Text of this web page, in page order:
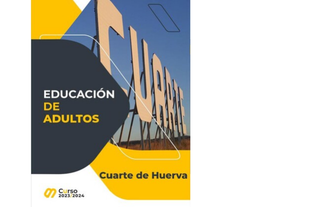
Grupos políticos
Plenos Municipales
PMUS - Plan de Movilidad Urbana Sostenible
Tablón de anuncios: Ofertas de trabajo y otros.
Linea Verde - Ayuntamiento de Cuarte de Huerva
Trámites y Servicios
Atención al Ciudadano
Ayuntamiento Online